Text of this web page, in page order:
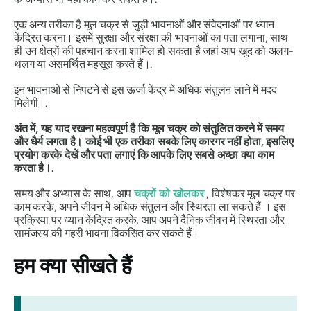
एक अन्य तरीका है मूल चक्र से जुड़ी भावनाओं और संवेदनाओं पर ध्यान
केंद्रित करना। इसमें सुरक्षा और संरक्षा की भावनाओं का पता लगाना, साथ
ही उन क्षेत्रों की पहचान करना शामिल हो सकता है जहां आप खुद को अलग-
थलग या असमर्थित महसूस करते हैं।.
इन भावनाओं से निपटने से इस ऊर्जा केंद्र में अधिक संतुलन लाने में मदद
मिलेगी।.
अंत में, यह याद रखना महत्वपूर्ण है कि मूल चक्र को संतुलित करने में समय
और धैर्य लगता है। कोई भी एक तरीका सबके लिए कारगर नहीं होता, इसलिए
प्रयोग करके देखें और पता लगाएं कि आपके लिए सबसे अच्छा क्या काम
करता है।.
समय और अभ्यास के साथ, आपचक्रों को खोलकर, विशेषकर मूल चक्र पर
काम करके, अपने जीवन में अधिक संतुलन और स्थिरता ला सकते हैं । इस
प्रक्रिया पर ध्यान केंद्रित करके, आप अपने दैनिक जीवन में स्थिरता और
सामंजस्य की गहरी भावना विकसित कर सकते हैं।
हम क्या सीखते हैं